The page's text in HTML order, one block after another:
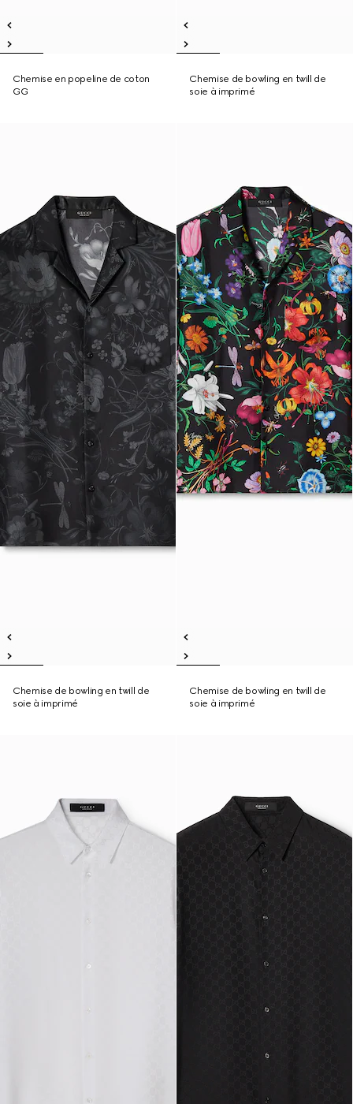
Chemise en popeline de coton
GG
Chemise de bowling en twill de
soie à imprimé
Chemise de bowling en twill de
soie à imprimé
Chemise de bowling en twill de
soie à imprimé